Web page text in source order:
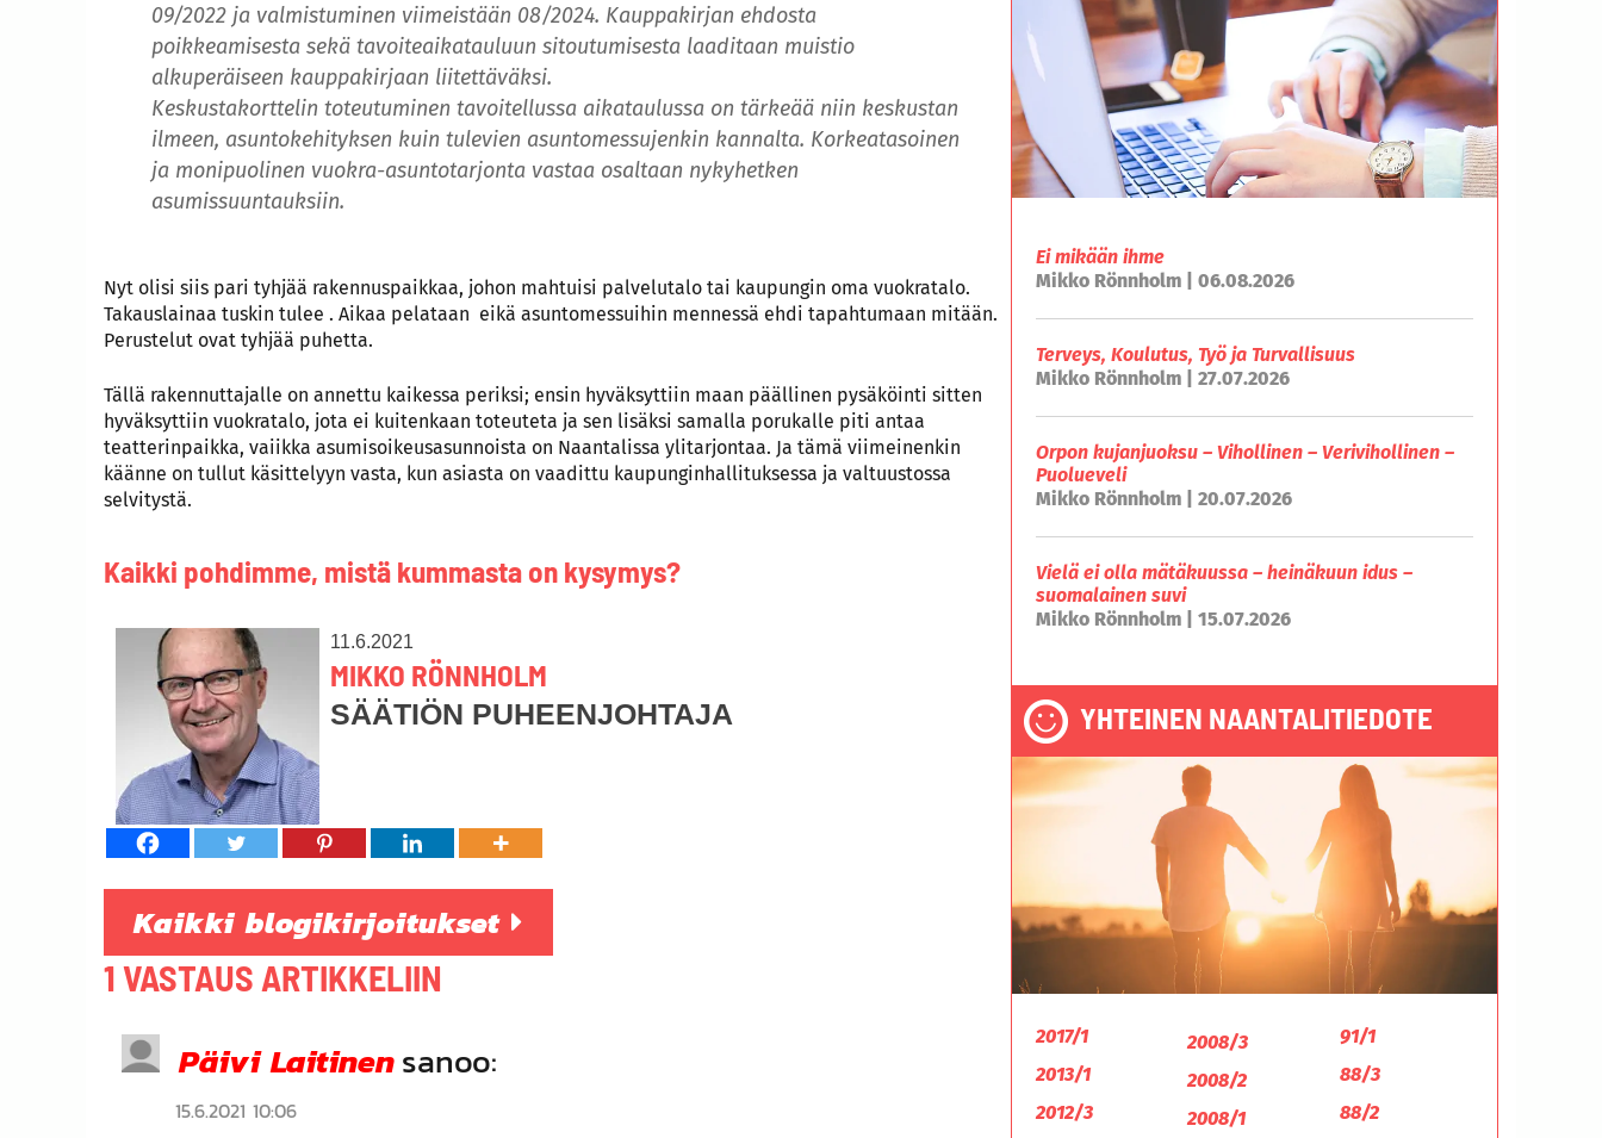
09/2022 ja valmistuminen viimeistään 08/2024. Kauppakirjan ehdosta
poikkeamisesta sekä tavoiteaikatauluun sitoutumisesta laaditaan muistio
alkuperäiseen kauppakirjaan liitettäväksi.
Keskustakorttelin toteutuminen tavoitellussa aikataulussa on tärkeää niin keskustan
ilmeen, asuntokehityksen kuin tulevien asuntomessujenkin kannalta. Korkeatasoinen
ja monipuolinen vuokra-asuntotarjonta vastaa osaltaan nykyhetken
asumissuuntauksiin.
Nyt olisi siis pari tyhjää rakennuspaikkaa, johon mahtuisi palvelutalo tai kaupungin oma vuokratalo.
Takauslainaa tuskin tulee . Aikaa pelataan eikä asuntomessuihin mennessä ehdi tapahtumaan mitään.
Perustelut ovat tyhjää puhetta.
Tällä rakennuttajalle on annettu kaikessa periksi; ensin hyväksyttiin maan päällinen pysäköinti sitten
hyväksyttiin vuokratalo, jota ei kuitenkaan toteuteta ja sen lisäksi samalla porukalle piti antaa
teatterinpaikka, vaiikka asumisoikeusasunnoista on Naantalissa ylitarjontaa. Ja tämä viimeinenkin
käänne on tullut käsittelyyn vasta, kun asiasta on vaadittu kaupunginhallituksessa ja valtuustossa
selvitystä.
Kaikki pohdimme, mistä kummasta on kysymys?
11.6.2021
MIKKO RÖNNHOLM
SÄÄTIÖN PUHEENJOHTAJA
Kaikki blogikirjoitukset
1 VASTAUS ARTIKKELIIN
Päivi Laitinensanoo:
15.6.2021 10:06
Ei mikään ihme
Mikko Rönnholm | 06.08.2026
Terveys, Koulutus, Työ ja Turvallisuus
Mikko Rönnholm | 27.07.2026
Orpon kujanjuoksu – Vihollinen – Verivihollinen –
Puolueveli
Mikko Rönnholm | 20.07.2026
Vielä ei olla mätäkuussa – heinäkuun idus –
suomalainen suvi
Mikko Rönnholm | 15.07.2026
YHTEINEN NAANTALITIEDOTE
2017/1
2013/1
2012/3
2008/3
2008/2
2008/1
91/1
88/3
88/2